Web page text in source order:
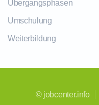
Übergangsphasen
Umschulung
Weiterbildung
© jobcenter.info